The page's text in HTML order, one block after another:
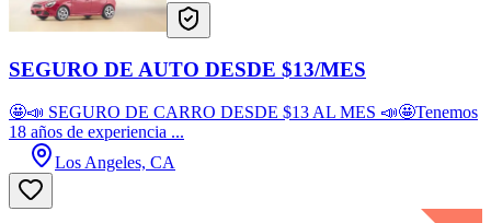
SEGURO DE AUTO DESDE $13/MES
🤩📣 SEGURO DE CARRO DESDE $13 AL MES 📣🤩Tenemos
18 años de experiencia ...
Los Angeles, CA